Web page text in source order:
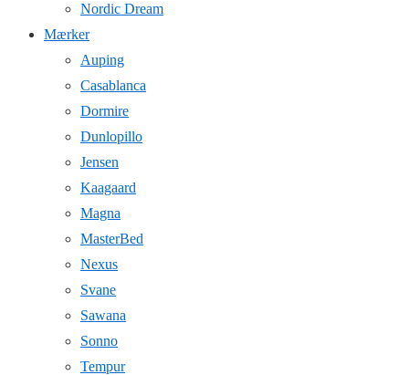
Nordic Dream
Mærker
Auping
Casablanca
Dormire
Dunlopillo
Jensen
Kaagaard
Magna
MasterBed
Nexus
Svane
Sawana
Sonno
Tempur